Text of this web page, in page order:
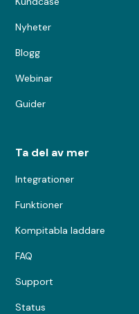
Nyheter
Blogg
Webinar
Guider
Ta del av mer
Integrationer
Funktioner
Kompitabla laddare
FAQ
Support
Status